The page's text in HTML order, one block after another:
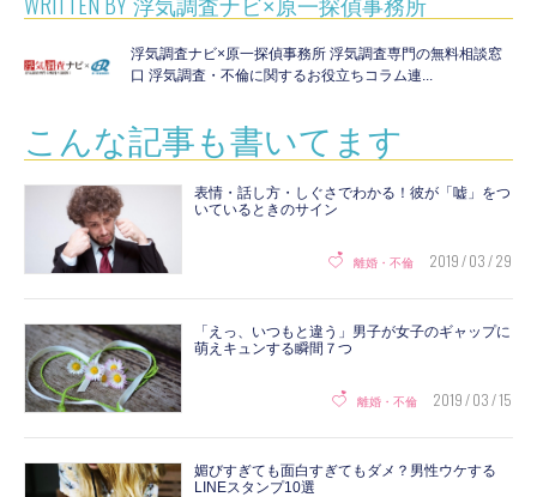
浮気調査ナビ×原一探偵事務所
浮気調査ナビ×原一探偵事務所 浮気調査専門の無料相談窓
口 浮気調査・不倫に関するお役立ちコラム連...
こんな記事も書いてます
表情・話し方・しぐさでわかる！彼が「嘘」をつ
いているときのサイン
離婚・不倫 2019 / 03 / 29
「えっ、いつもと違う」男子が女子のギャップに
萌えキュンする瞬間７つ
離婚・不倫 2019 / 03 / 15
媚びすぎても面白すぎてもダメ？男性ウケする
LINEスタンプ10選